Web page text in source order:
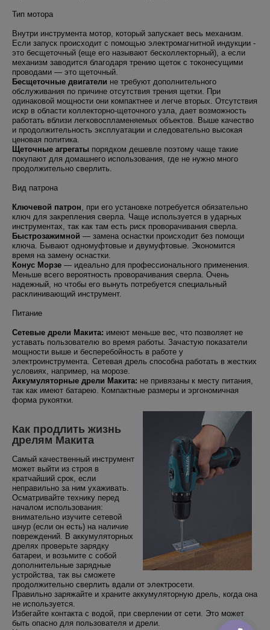
Тип мотора
Внутри инструмента мотор, который запускает весь механизм.
Если запуск происходит с помощью электромагнитной индукции -
это бесщеточный (еще его называют бесколлекторный), а если
механизм заводится благодаря трению щеток с токонесущими
проводами — это щеточный.
Бесщеточные двигатели не требуют дополнительного
обслуживания по причине отсутствия трения щетки. При
одинаковой мощности они компактнее и легче вторых. Отсутствия
искр в области коллекторно-щеточного узла, дает возможность
работать вблизи легковоспламеняемых объектов. Выше качество
и продолжительность эксплуатации и следовательно высокая
ценовая политика.
Щеточные агрегаты порядком дешевле поэтому чаще такие
покупают для домашнего использования, где не нужно много
продолжительно сверлить.
Вид патрона
Ключевой патрон, при его установке потребуется обязательно
ключ для закрепления сверла. Чаще используется в ударных
инструментах, так как там есть риск проворачивания сверла.
Быстрозажимной — замена оснастки происходит без помощи
ключа. Бывают одномуфтовые и двумуфтовые. Экономится
время на замену оснастки.
Конус Морзе — идеально для профессионального применения.
Меньше всего вероятность проворачивания сверла. Очень
надежный, но чтобы его вынуть потребуется специальный
расклинивающий инструмент.
Питание
Сетевые дрели Макита: имеют меньше вес, что позволяет не
уставать пользователю во время работы. Зачастую показатели
мощности выше и бесперебойность в работе у
электроинструмента. Сетевая дрель способна работать в жестких
условиях, например, на морозе.
Аккумуляторные дрели Макита: не привязаны к месту питания,
так как имеют батарею. Компактные размеры и эргономичная
форма рукоятки.
Как продлить жизнь
дрелям Макита
Самый качественный инструмент
может выйти из строя в
кратчайший срок, если
неправильно за ним ухаживать.
Осматривайте технику перед
началом использования:
внимательно изучите сетевой
шнур (если он есть) на наличие
повреждений. В аккумуляторных
дрелях проверьте зарядку
батареи, и возьмите с собой
дополнительные зарядные
устройства, так вы сможете
продолжительно сверлить вдали от электросети.
Правильно заряжайте и храните аккумуляторную дрель, когда она
не используется.
Избегайте контакта с водой, при сверлении от сети. Это может
быть опасно для пользователя и дрели.